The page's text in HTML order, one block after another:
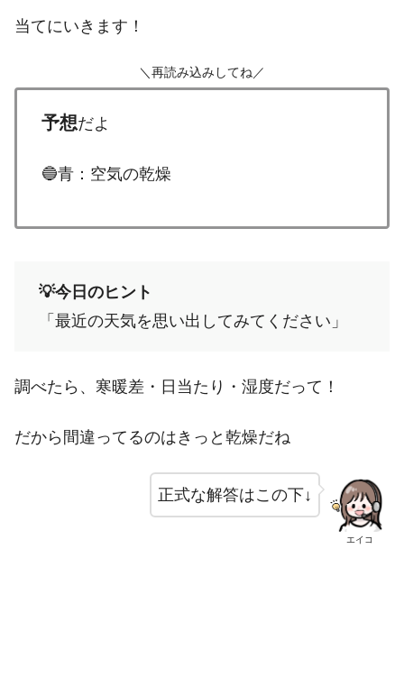
当てにいきます！
＼再読み込みしてね／
予想だよ
🔵青：空気の乾燥
💡今日のヒント
「最近の天気を思い出してみてください」
調べたら、寒暖差・日当たり・湿度だって！
だから間違ってるのはきっと乾燥だね
エイコ
正式な解答はこの下↓